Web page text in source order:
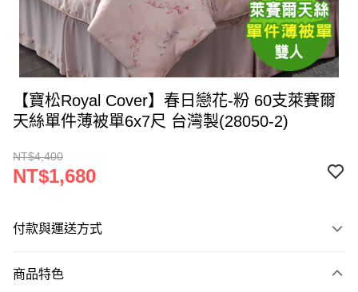
【寶松Royal Cover】春日戀花-粉 60支萊賽爾
天絲單件薄被單6x7尺 台灣製(28050-2)
NT$4,400
NT$1,680
付款與運送方式
信用卡一次付款
商品特色